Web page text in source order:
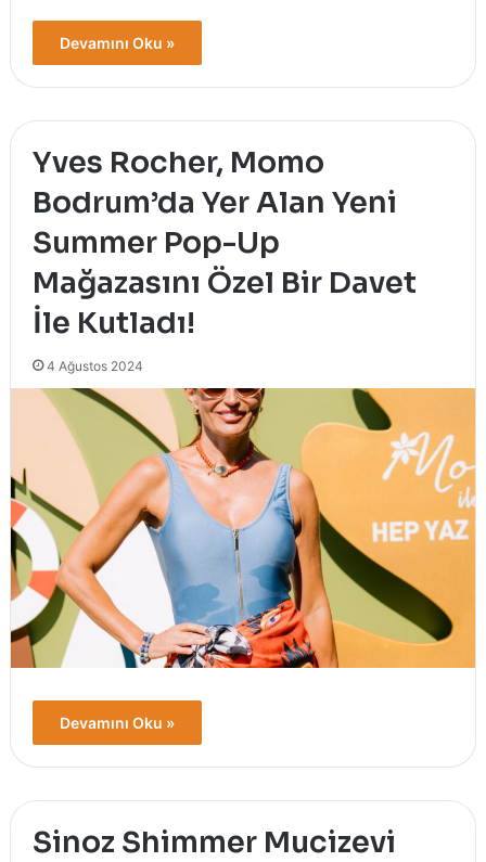
Devamını Oku »
Yves Rocher, Momo
Bodrum’da Yer Alan Yeni
Summer Pop-Up
Mağazasını Özel Bir Davet
İle Kutladı!
4 Ağustos 2024
Devamını Oku »
Sinoz Shimmer Mucizevi